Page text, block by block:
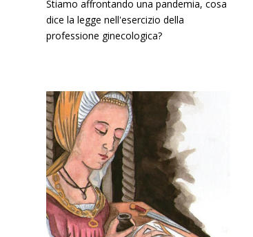
Stiamo affrontando una pandemia, cosa
dice la legge nell'esercizio della
professione ginecologica?